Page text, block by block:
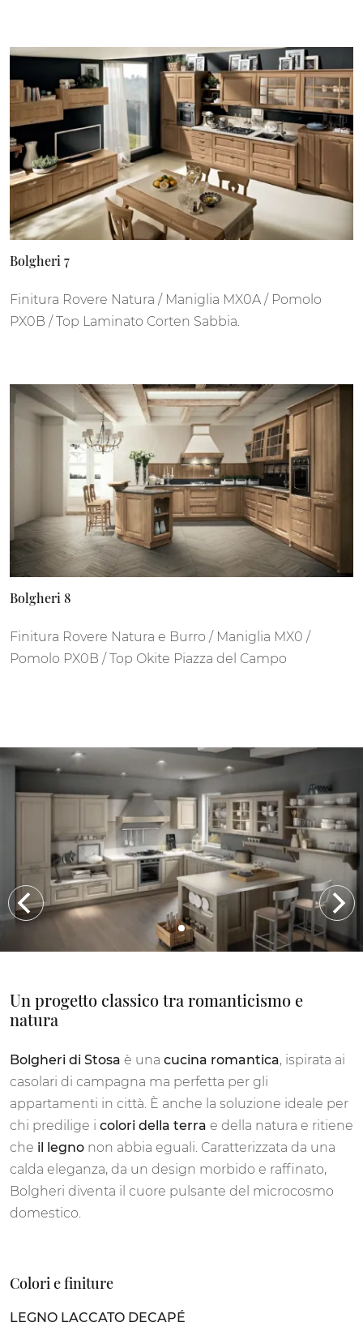
Bolgheri 7
Finitura Rovere Natura / Maniglia MX0A / Pomolo
PX0B / Top Laminato Corten Sabbia.
Bolgheri 8
Finitura Rovere Natura e Burro / Maniglia MX0 /
Pomolo PX0B / Top Okite Piazza del Campo
Un progetto classico tra romanticismo e
natura
Bolgheri di Stosa è una cucina romantica, ispirata ai
casolari di campagna ma perfetta per gli
appartamenti in città. È anche la soluzione ideale per
chi predilige i colori della terra e della natura e ritiene
che il legno non abbia eguali. Caratterizzata da una
calda eleganza, da un design morbido e raffinato,
Bolgheri diventa il cuore pulsante del microcosmo
domestico.
Colori e finiture
LEGNO LACCATO DECAPÉ